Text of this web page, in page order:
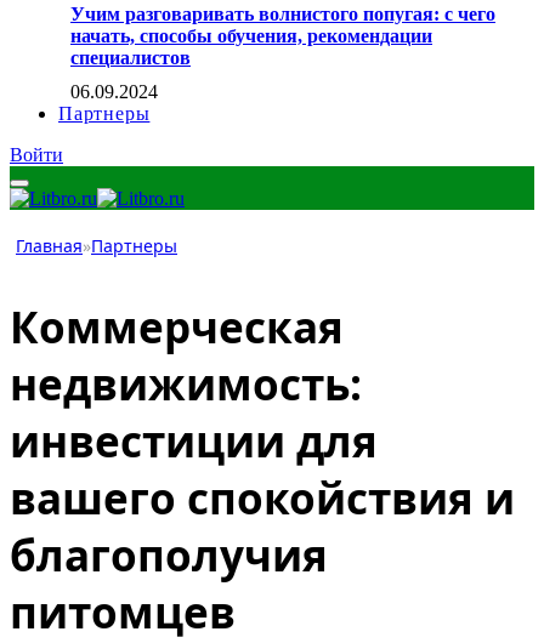
Учим разговаривать волнистого попугая: с чего
начать, способы обучения, рекомендации
специалистов
06.09.2024
Партнеры
Войти
Главная»Партнеры
Коммерческая
недвижимость:
инвестиции для
вашего спокойствия и
благополучия
питомцев